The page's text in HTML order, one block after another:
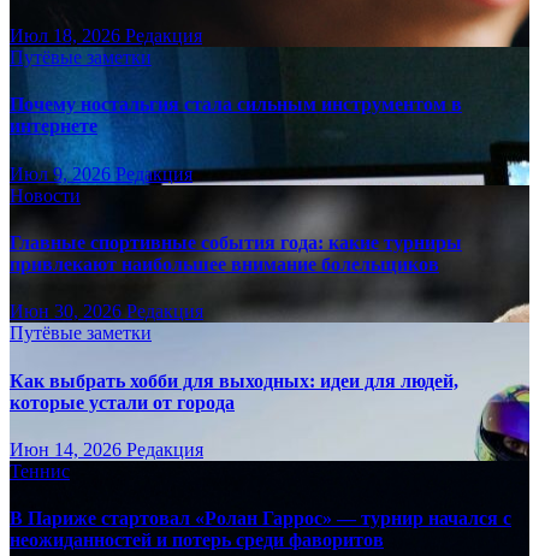
Июл 18, 2026 Редакция
Путёвые заметки
Почему ностальгия стала сильным инструментом в
интернете
Июл 9, 2026 Редакция
Новости
Главные спортивные события года: какие турниры
привлекают наибольшее внимание болельщиков
Июн 30, 2026 Редакция
Путёвые заметки
Как выбрать хобби для выходных: идеи для людей,
которые устали от города
Июн 14, 2026 Редакция
Теннис
В Париже стартовал «Ролан Гаррос» — турнир начался с
неожиданностей и потерь среди фаворитов